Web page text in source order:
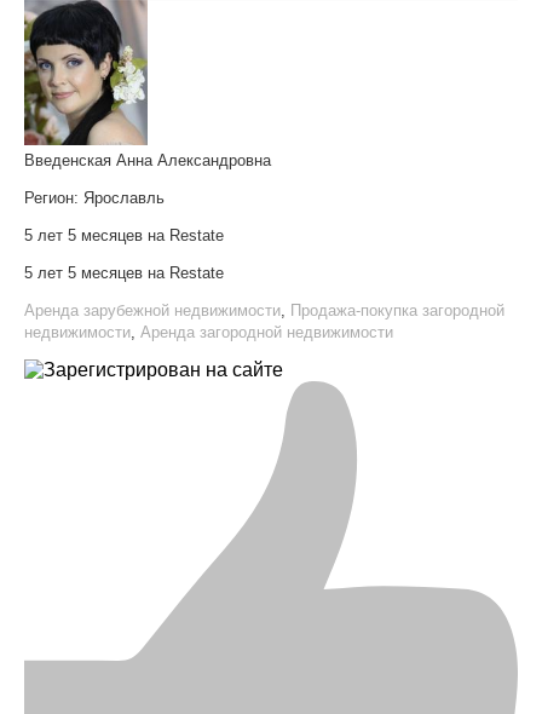
Введенская Анна Александровна
Регион: Ярославль
5 лет 5 месяцев на Restate
5 лет 5 месяцев на Restate
Аренда зарубежной недвижимости, Продажа-покупка загородной
недвижимости, Аренда загородной недвижимости